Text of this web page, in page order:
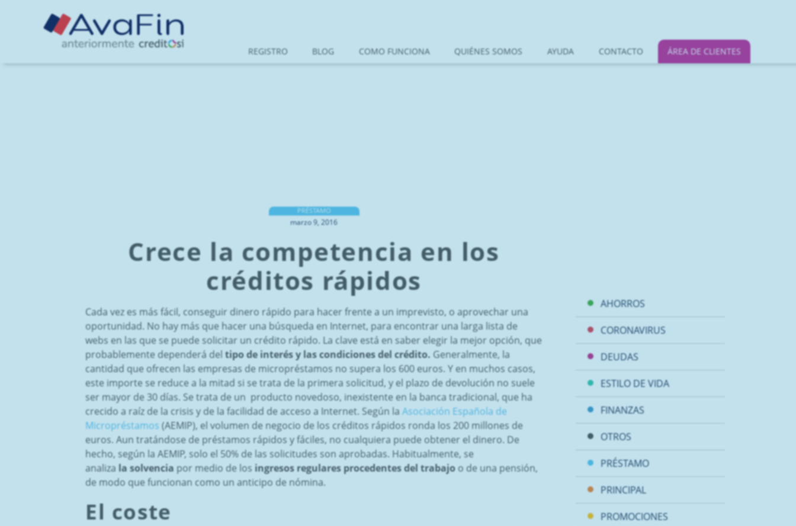
REGISTRO BLOG COMO FUNCIONA QUIÉNES SOMOS AYUDA CONTACTO ÁREA DE CLIENTES
PRÉSTAMO
marzo 9, 2016
Crece la competencia en los
créditos rápidos
Cada vez es más fácil, conseguir dinero rápido para hacer frente a un imprevisto, o aprovechar una
oportunidad. No hay más que hacer una búsqueda en Internet, para encontrar una larga lista de
webs en las que se puede solicitar un crédito rápido. La clave está en saber elegir la mejor opción, que
probablemente dependerá deltipo de interés y las condiciones del crédito. Generalmente, la
cantidad que ofrecen las empresas de micropréstamos no supera los 600 euros. Y en muchos casos,
este importe se reduce a la mitad si se trata de la primera solicitud, y el plazo de devolución no suele
ser mayor de 30 días. Se trata de un producto novedoso, inexistente en la banca tradicional, que ha
crecido a raíz de la crisis y de la facilidad de acceso a Internet. Según laAsociación Española de
Micropréstamos(AEMIP), el volumen de negocio de los créditos rápidos ronda los 200 millones de
euros. Aun tratándose de préstamos rápidos y fáciles, no cualquiera puede obtener el dinero. De
hecho, según la AEMIP, solo el 50% de las solicitudes son aprobadas. Habitualmente, se
analizala solvenciapor medio de losingresos regulares procedentes del trabajoo de una pensión,
de modo que funcionan como un anticipo de nómina.
El coste
AHORROS
CORONAVIRUS
DEUDAS
ESTILO DE VIDA
FINANZAS
OTROS
PRÉSTAMO
PRINCIPAL
PROMOCIONES